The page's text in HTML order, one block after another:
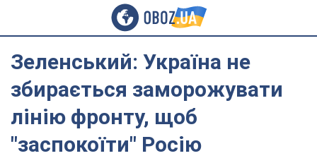
Зеленський: Україна не
збирається заморожувати
лінію фронту, щоб
"заспокоїти" Росію